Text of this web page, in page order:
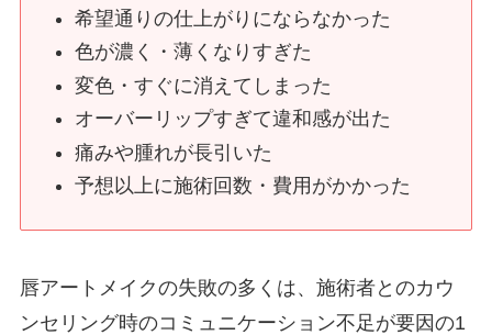
希望通りの仕上がりにならなかった
色が濃く・薄くなりすぎた
変色・すぐに消えてしまった
オーバーリップすぎて違和感が出た
痛みや腫れが長引いた
予想以上に施術回数・費用がかかった
唇アートメイクの失敗の多くは、施術者とのカウ
ンセリング時のコミュニケーション不足が要因の1